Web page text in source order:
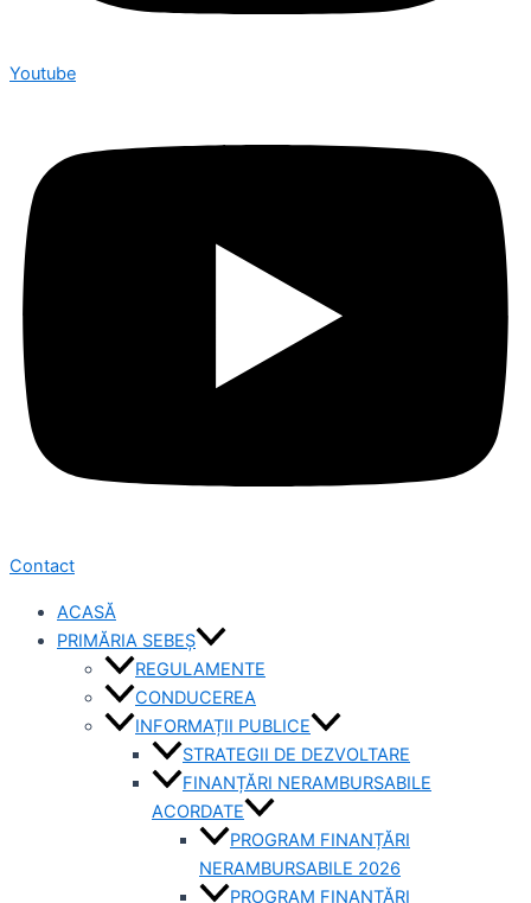
Youtube
Contact
ACASĂ
PRIMĂRIA SEBEȘ
REGULAMENTE
CONDUCEREA
INFORMAȚII PUBLICE
STRATEGII DE DEZVOLTARE
FINANȚĂRI NERAMBURSABILE
ACORDATE
PROGRAM FINANȚĂRI
NERAMBURSABILE 2026
PROGRAM FINANȚĂRI